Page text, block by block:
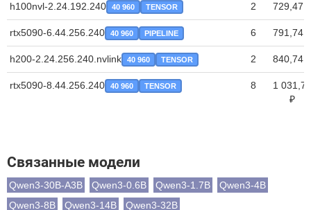
h100nvl-2.24.192.240 40 960 TENSOR 2 729,47 ₽
rtx5090-6.44.256.240 40 960 PIPELINE 6 791,74 ₽
h200-2.24.256.240.nvlink 40 960 TENSOR 2 840,74 ₽
rtx5090-8.44.256.240 40 960 TENSOR 8
1 031,74
₽
Связанные модели
Qwen3-30B-A3B Qwen3-0.6B Qwen3-1.7B
Qwen3-4B
Qwen3-8B
Qwen3-14B
Qwen3-32B